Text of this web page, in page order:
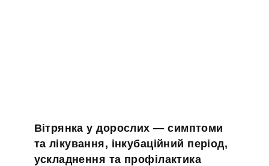
Вітрянка у дорослих — симптоми
та лікування, інкубаційний період,
ускладнення та профілактика